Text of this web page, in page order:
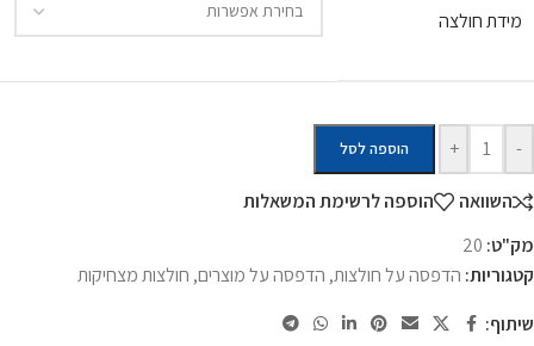
מידת חולצה
-
+ הוספה לסל
השוואה
הוספה לרשימת המשאלות
מק"ט: 20
קטגוריות: הדפסה על חולצות, הדפסה על מוצרים, חולצות מצחיקות
שיתוף: